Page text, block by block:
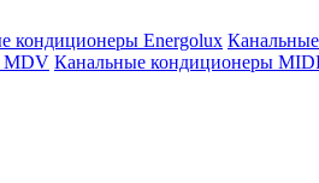
кондиционеры Energolux
MDV Канальные кондиционеры